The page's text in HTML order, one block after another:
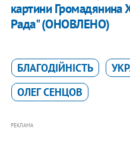
картини
Рада" (ОНОВЛЕНО)
БЛАГОДІЙНІСТЬ
ОЛЕГ СЕНЦОВ
РЕКЛАМА